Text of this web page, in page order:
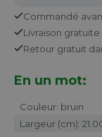
Commandé
Livraison gratuite
Retour gratuit
En un mot:
Couleur: bruin
Largeur (cm):